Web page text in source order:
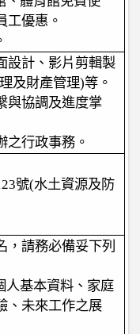
工優惠。
設計、影片剪輯製
及財產管理)等。
與協調及進度掌
之行政事務。
號(水土資源及防
，請務必備妥下列
人基本資料、家庭
、未來工作之展